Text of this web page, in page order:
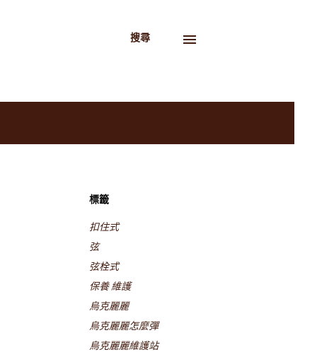
搜尋
標籤
扣住式
弦
弦栓式
保養 維護
烏克麗麗
烏克麗麗怎麼彈
烏克麗麗維護站